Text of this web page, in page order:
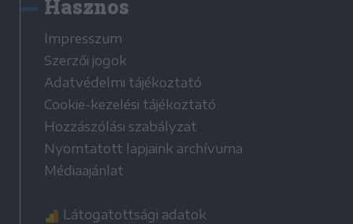
Hasznos
Impresszum
Szerzői jogok
Adatvédelmi tájékoztató
Cookie-kezelési tájékoztató
Hozzászólási szabályzat
Nyomtatott lapjaink archívuma
Médiaajánlat
Látogatottsági adatok